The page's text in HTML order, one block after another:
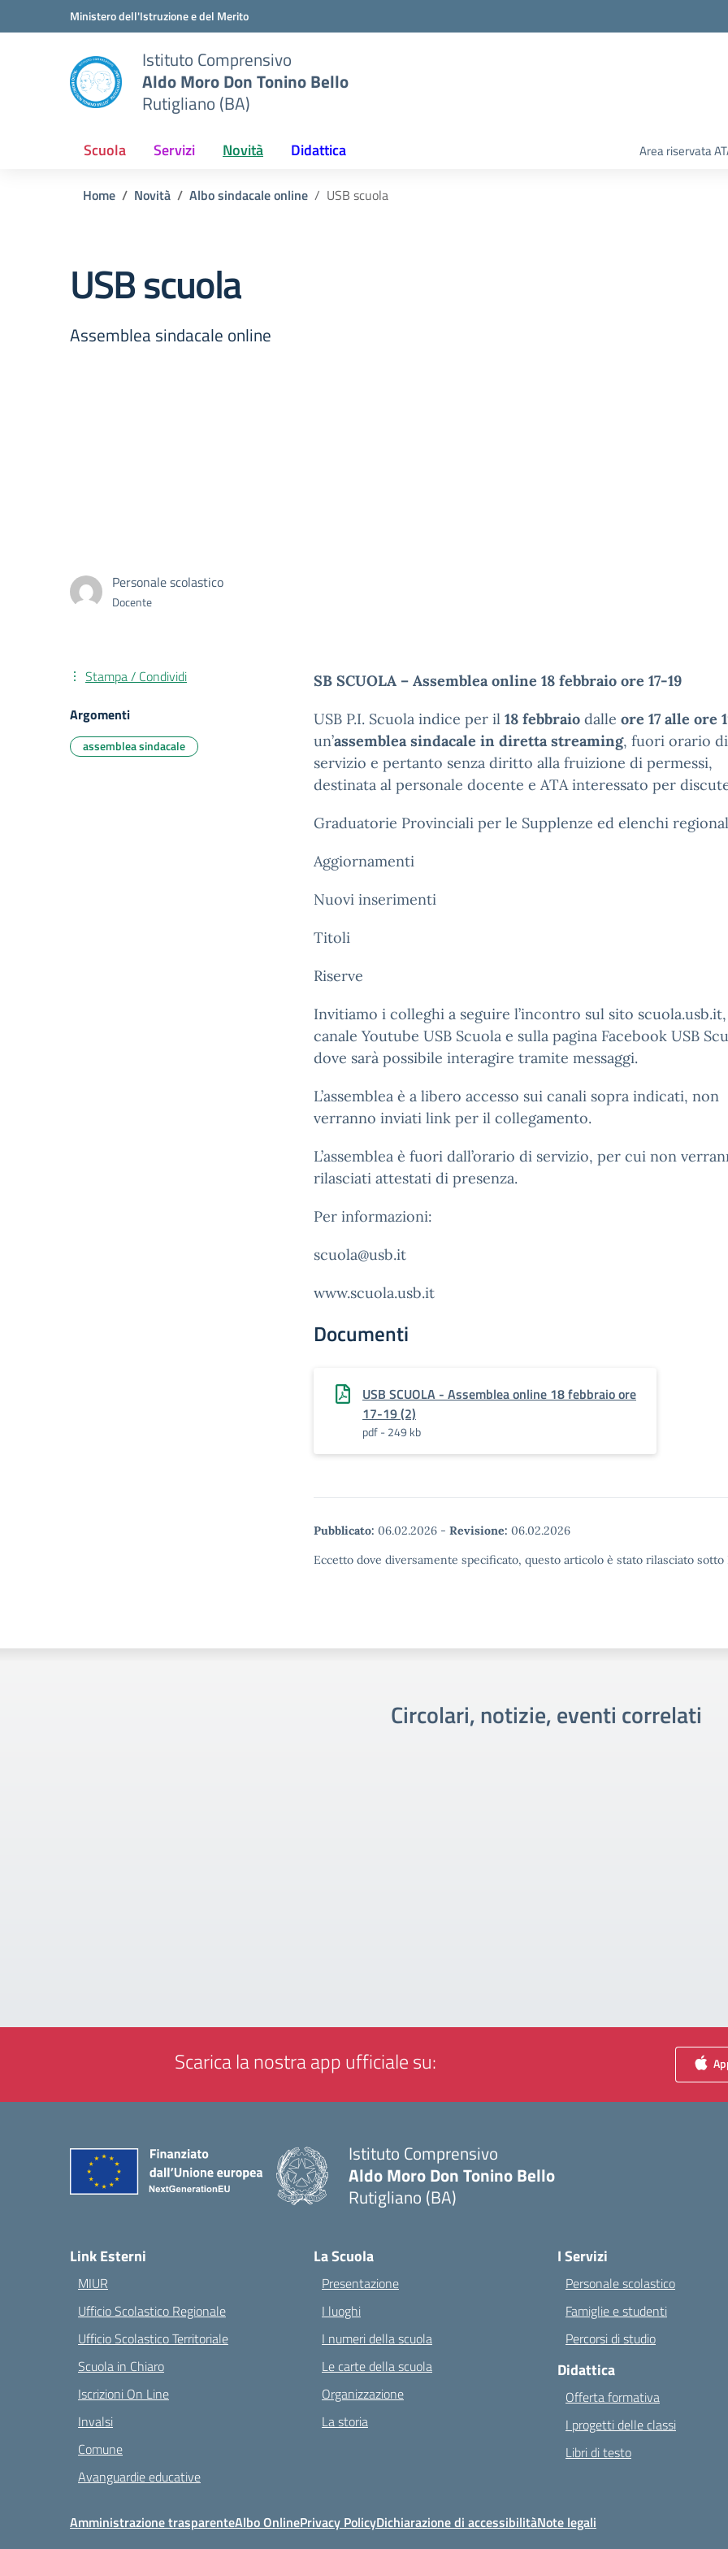
Vai ai contenuti
Vai al menu di navigazioneMinistero dell'Istruzione e del Merito
Istituto Comprensivo
Aldo Moro Don Tonino Bello
Rutigliano (BA)
Scuola Servizi Novità Didattica Area riservata
Home Novità Albo sindacale online USB scuola
USB scuola
Assemblea sindacale online
Personale scolastico
Docente
SB SCUOLA – Assemblea online 18 febbraio ore 17-19
USB P.I. Scuola indice per il 18 febbraio dalle ore 17 alle ore
un’assembleasindacale in diretta streaming, fuori orario di
servizio e pertanto senza diritto alla fruizione di permessi,
destinata al personale docente e ATA interessato per
Graduatorie Provinciali per le Supplenze ed elenchi
Aggiornamenti
Nuovi inserimenti
Titoli
Riserve
Invitiamo i colleghi a seguire l’incontro sul sito scuola.usb.it
canale Youtube USB Scuola e sulla pagina Facebook USB
dove sarà possibile interagire tramite messaggi.
L’assemblea è a libero accesso sui canali sopra indicati, non
verranno inviati link per il collegamento.
L’assemblea è fuori dall’orario di servizio, per cui non
rilasciati attestati di presenza.
Per informazioni:
scuola@usb.it
www.scuola.usb.it
Documenti
USB SCUOLA - Assemblea online 18 febbraio ore
17-19 (2)
pdf - 249 kb
Pubblicato: 06.02.2026 - Revisione: 06.02.2026
Eccetto dove diversamente specificato, questo articolo è stato rilasciato
Stampa / Condividi
Argomenti
assemblea sindacale
Circolari, notizie, eventi correlati
Scarica la nostra app ufficiale su:
Istituto Comprensivo
Aldo Moro Don Tonino Bello
Rutigliano (BA)
Link Esterni
MIUR
Ufficio Scolastico Regionale
Ufficio Scolastico Territoriale
Scuola in Chiaro
Iscrizioni On Line
Invalsi
Comune
Avanguardie educative
La Scuola
Presentazione
I luoghi
I numeri della scuola
Le carte della scuola
Organizzazione
La storia
I Servizi
Personale scolastico
Famiglie e studenti
Percorsi di studio
Didattica
Offerta formativa
I progetti delle classi
Libri di testo
Amministrazione trasparenteAlbo OnlinePrivacy PolicyDichiarazione di accessibilitàNote legali